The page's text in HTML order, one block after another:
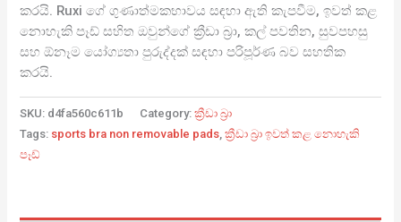
කරයි. Ruxi ගේ ගුණාත්මකභාවය සඳහා ඇති කැපවීම, ඉවත් කළ
නොහැකි පෑඩ් සහිත ඔවුන්ගේ ක්‍රීඩා බ්‍රා, කල් පවතින, සුවපහසු
සහ ඕනෑම යෝග්‍යතා පුරුද්දක් සඳහා පරිපූර්ණ බව සහතික
කරයි.
SKU: d4fa560c611b Category:ක්‍රීඩා බ්‍රා
Tags: sports bra non removable pads,ක්‍රීඩා බ්‍රා ඉවත් කළ නොහැකි
පෑඩ්